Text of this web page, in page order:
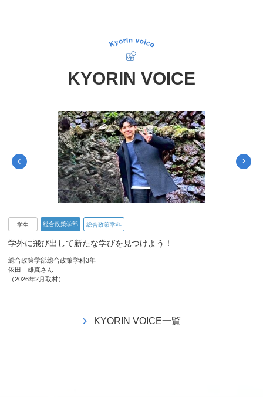
KYORIN VOICE
学生 総合政策学部 総合政策学科
学外に飛び出して新たな学びを見つけよう！
総合政策学部総合政策学科3年
依田 雄真さん
（2026年2月取材）
KYORIN VOICE一覧